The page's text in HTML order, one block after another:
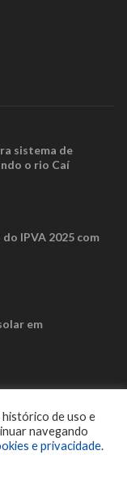
sistema de
o rio Caí
IPVA 2025 com
em
de uso e
navegando
e privacidade.